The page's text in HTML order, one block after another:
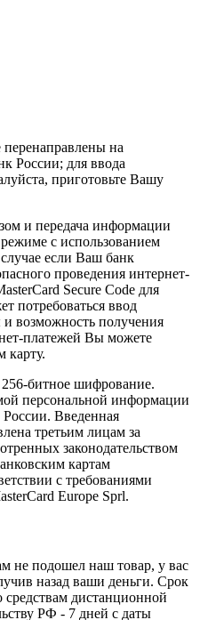
на
России; для ввода
приготовьте Вашу
и передача информации
с использованием
если Ваш банк
проведения интернет-
Secure Code для
потребоваться ввод
возможность получения
платежей Вы можете
карту.
битное шифрование.
персональной информации
Введенная
третьим лицам за
законодательством
картам
с требованиями
Europe Sprl.
не подошел наш товар, у вас
назад ваши деньги. Срок
средствам дистанционной
РФ - 7 дней с даты